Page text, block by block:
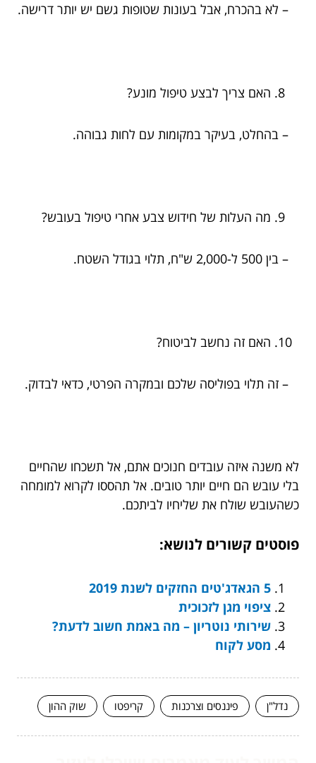
– לא בהכרח, אבל בעונות שטופות גשם יש יותר דרישה.
האם צריך לבצע טיפול מונע?
– בהחלט, בעיקר במקומות עם לחות גבוהה.
מה העלות של חידוש צבע אחרי טיפול בעובש?
– בין 500 ל-2,000 ש"ח, תלוי בגודל השטח.
האם זה נחשב לביטוח?
– זה תלוי בפוליסה שלכם ובמקרה הפרטי, כדאי לבדוק.
לא משנה איזה עובדים חנוכים אתם, אל תשכחו שהחיים
בלי עובש הם חיים יותר טובים. אל תהססו לקרוא למומחה
כשהעובש שולח את שליחיו לביתכם.
פוסטים קשורים לנושא:
5 הגאדג'טים החזקים לשנת 2019
ציפוי מגן לזכוכית
שירותי נוטריון – מה באמת חשוב לדעת?
מסע לקוח
נדל"ן פיננסים וצרכנות קריפטו שוק ההון